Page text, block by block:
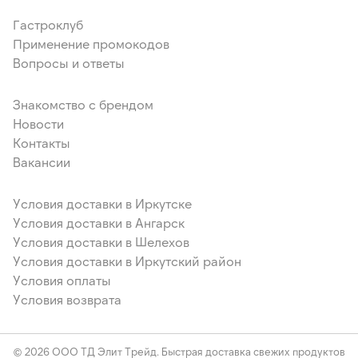
Гастроклуб
Применение промокодов
Вопросы и ответы
Знакомство с брендом
Новости
Контакты
Вакансии
Условия доставки в Иркутске
Условия доставки в Ангарск
Условия доставки в Шелехов
Условия доставки в Иркутский район
Условия оплаты
Условия возврата
© 2026 ООО ТД Элит Трейд. Быстрая доставка свежих продуктов